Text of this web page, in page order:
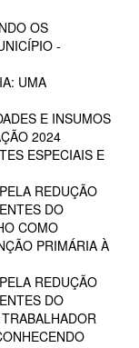
OS
-
UMA
E INSUMOS
2024
ESPECIAIS E
REDUÇÃO
DO
COMO
PRIMÁRIA À
REDUÇÃO
DO